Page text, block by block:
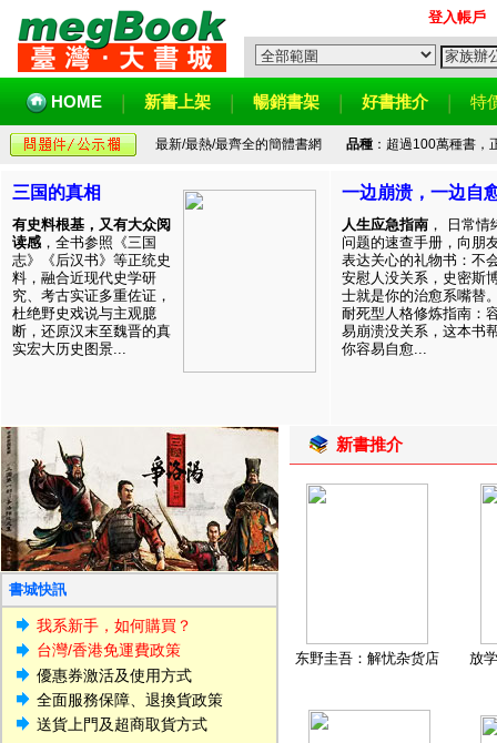
登入帳戶
HOME 新書上架 暢銷書架 好書推介 特
最新/最熱/最齊全的簡體書網 品種：超過100萬種書，
三国的真相
有史料根基，又有大众阅
读感 ，全书参照《三国
志》《后汉书》等正统史
料，融合近现代史学研
究、考古实证多重佐证，
杜绝野史戏说与主观臆
断，还原汉末至魏晋的真
实宏大历史图景...
一边崩溃，一边自
人生应急指南 ， 日常情
问题的速查手册，向朋
表达关心的礼物书：不
安慰人没关系，史密斯
士就是你的治愈系嘴替
耐死型人格修炼指南：
易崩溃没关系，这本书
你容易自愈...
書城快訊
我系新手，如何購買？
台灣/香港免運費政策
優惠券激活及使用方式
全面服務保障、退換貨政策
送貨上門及超商取貨方式
新書推介
东野圭吾：解忧杂货店 放